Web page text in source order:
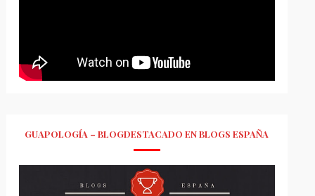
GUAPOLOGÍA – BLOGDESTACADO EN BLOGS ESPAÑA